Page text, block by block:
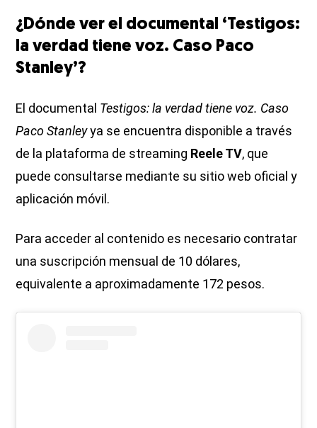
¿Dónde ver el documental ‘Testigos:
la verdad tiene voz. Caso Paco
Stanley’?
El documental Testigos: la verdad tiene voz. Caso
Paco Stanleyya se encuentra disponible a través
de la plataforma de streaming Reele TV, que
puede consultarse mediante su sitio web oficial y
aplicación móvil.
Para acceder al contenido es necesario contratar
una suscripción mensual de 10 dólares,
equivalente a aproximadamente 172 pesos.